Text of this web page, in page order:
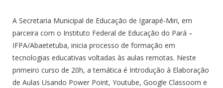
A Secretaria Municipal de Educação de Igarapé-Miri, em
parceira com o Instituto Federal de Educação do Pará –
IFPA/Abaetetuba, inicia processo de formação em
tecnologias educativas voltadas às aulas remotas. Neste
primeiro curso de 20h, a temática é Introdução à Elaboração
de Aulas Usando Power Point, Youtube, Google Classoom e